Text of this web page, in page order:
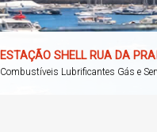
ESTAÇÃO SHELL RUA DA
Combustíveis Lubrificantes Gás e